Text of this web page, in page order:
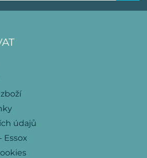
údajů
Essox